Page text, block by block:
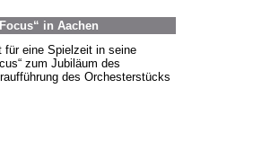
in Aachen
für eine Spielzeit in seine
zum Jubiläum des
des Orchesterstücks